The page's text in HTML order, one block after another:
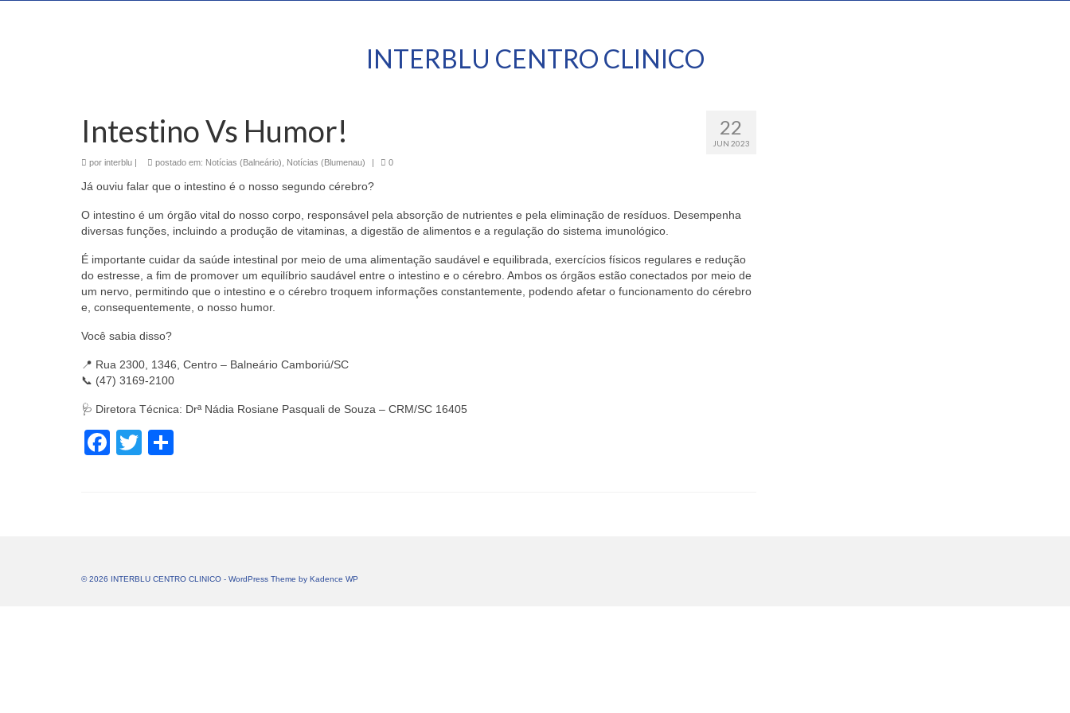
INTERBLU CENTRO CLINICO
22
JUN 2023
Intestino Vs Humor!
por interblu | postado em: Notícias (Balneário) Notícias (Blumenau) | 0
Já ouviu falar que o intestino é o nosso segundo cérebro?
O intestino é um órgão vital do nosso corpo, responsável pela absorção de nutrientes e pela eliminação de resíduos. Desempenha
diversas funções, incluindo a produção de vitaminas, a digestão de alimentos e a regulação do sistema imunológico.
É importante cuidar da saúde intestinal por meio de uma alimentação saudável e equilibrada, exercícios físicos regulares e redução
do estresse, a fim de promover um equilíbrio saudável entre o intestino e o cérebro. Ambos os órgãos estão conectados por meio de
um nervo, permitindo que o intestino e o cérebro troquem informações constantemente, podendo afetar o funcionamento do cérebro
e, consequentemente, o nosso humor.
Você sabia disso?
📍 Rua 2300, 1346, Centro – Balneário Camboriú/SC
📞 (47) 3169-2100
🩺 Diretora Técnica: Drª Nádia Rosiane Pasquali de Souza – CRM/SC 16405
Facebook
Twitter
© 2026 INTERBLU CENTRO CLINICO - WordPress Theme by Kadence WP